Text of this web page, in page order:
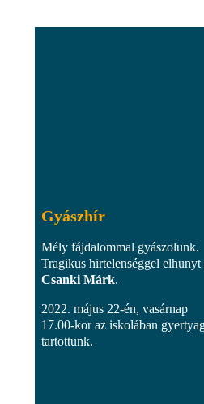
Gyászhír
Mély fájdalommal gyászolunk.
Tragikus hirtelenséggel
Csanki Márk.
2022. május 22-én, vasárnap
17.00-kor az iskolában
tartottunk.